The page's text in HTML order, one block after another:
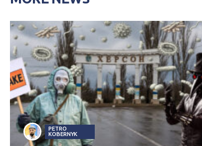
PETRO
KOBERNYK